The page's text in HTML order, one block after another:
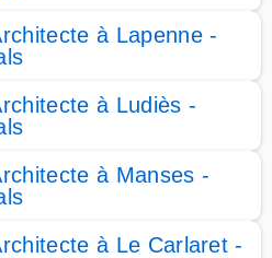
à Lapenne -
à Ludiès -
à Manses -
à Le Carlaret -